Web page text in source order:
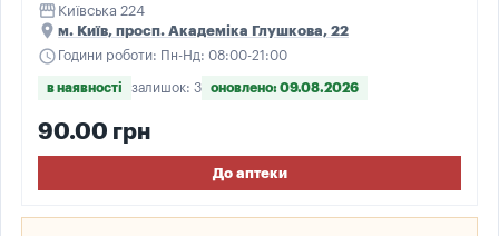
storefront Київська 224
place м. Київ, просп. Академіка Глушкова, 22
schedule Години роботи: Пн-Нд: 08:00-21:00
в наявності залишок: 3 оновлено: 09.08.2026
90.00 грн
До аптеки